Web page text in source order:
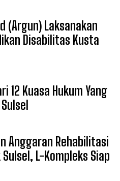
(Argun) Laksanakan
Disabilitas Kusta
12 Kuasa Hukum Yang
Anggaran Rehabilitasi
L-Kompleks Siap